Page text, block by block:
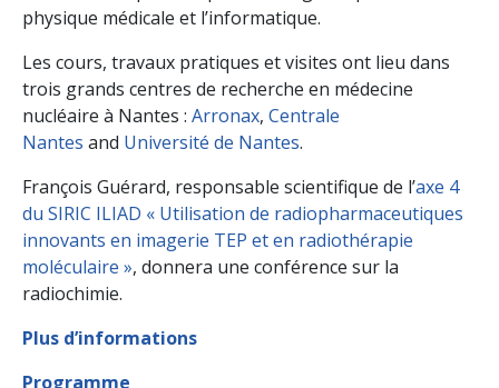
physique médicale et l’informatique.
Les cours, travaux pratiques et visites ont lieu dans
trois grands centres de recherche en médecine
nucléaire à Nantes : Arronax, Centrale
Nantes and Université de Nantes.
François Guérard, responsable scientifique de l’axe 4
du SIRIC ILIAD « Utilisation de radiopharmaceutiques
innovants en imagerie TEP et en radiothérapie
moléculaire », donnera une conférence sur la
radiochimie.
Plus d’informations
Programme